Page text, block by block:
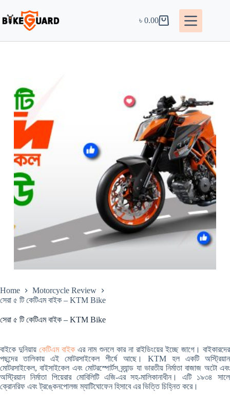
৳0.00
Home
Motorcycle Review
সেরা ৫ টি কেটিএম বাইক – KTM Bike
সেরা ৫ টি কেটিএম বাইক – KTM Bike
বাইকে দুনিয়ায়কেটিএম বাইক এর নাম শুনলে কার না রাইডিংয়ের ইচ্ছে জাগে। বাইকারদের
পছন্দের তালিকায় এই মোটরসাইকেল শীর্ষে আছে। KTM হল একটি অস্ট্রিয়ান
মোটরসাইকেল, বাইসাইকেল এবং মোটরস্পোর্টস ব্র্যান্ড যা ভারতীয় নির্মাতা বাজাজ অটো এবং
অস্ট্রিয়ান নির্মাতা পিয়েরার মোবিলিটি এজি-এর সহ-মালিকানাধীন। এটি ১৯৩৪ সালে
ক্রোনরিফ এবং ট্রঙ্কেনপোলজ ম্যাটিঘোফেন হিসাবে এর ভিত্তি চিহ্নিত করে।